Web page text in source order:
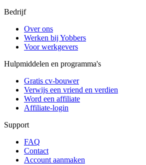
Bedrijf
Over ons
Werken bij Yobbers
Voor werkgevers
Hulpmiddelen en programma's
Gratis cv-bouwer
Verwijs een vriend en verdien
Word een affiliate
Affiliate-login
Support
FAQ
Contact
Account aanmaken